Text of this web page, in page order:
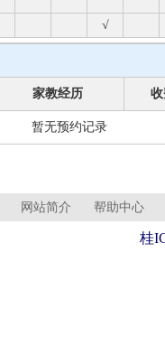
√
家教经历
暂无预约记录
网站简介 帮助中心
桂